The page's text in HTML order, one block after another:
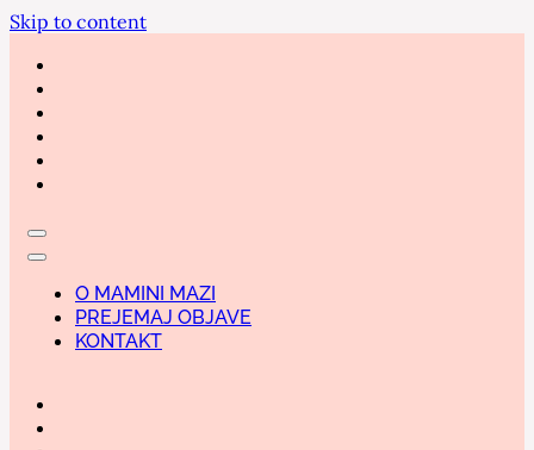
Skip to content
O MAMINI MAZI
PREJEMAJ OBJAVE
KONTAKT